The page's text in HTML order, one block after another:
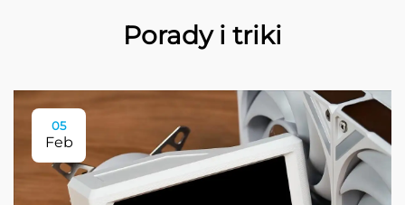
Porady i triki
05
Feb